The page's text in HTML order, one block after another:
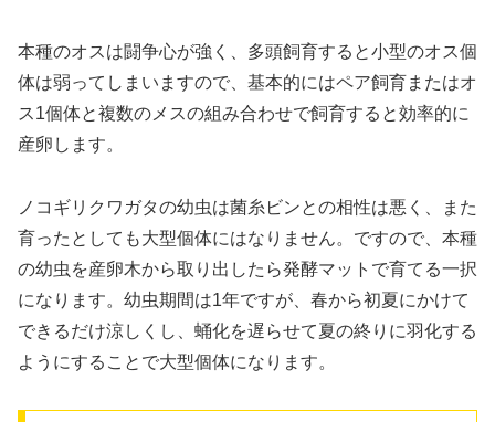
本種のオスは闘争心が強く、多頭飼育すると小型のオス個
体は弱ってしまいますので、基本的にはペア飼育またはオ
ス1個体と複数のメスの組み合わせで飼育すると効率的に
産卵します。
ノコギリクワガタの幼虫は菌糸ビンとの相性は悪く、また
育ったとしても大型個体にはなりません。ですので、本種
の幼虫を産卵木から取り出したら発酵マットで育てる一択
になります。幼虫期間は1年ですが、春から初夏にかけて
できるだけ涼しくし、蛹化を遅らせて夏の終りに羽化する
ようにすることで大型個体になります。